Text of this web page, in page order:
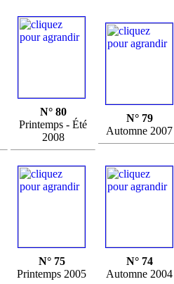
N° 80
Printemps - Été
2008
N° 79
Automne 2007
N° 75
Printemps 2005
N° 74
Automne 2004